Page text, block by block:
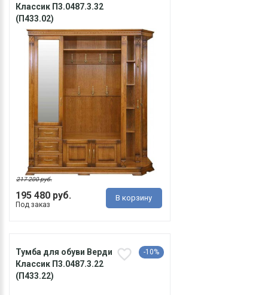
Классик П3.0487.3.32
(П433.02)
195 480 руб.
217 200 руб.
Под заказ
В корзину
Тумба для обуви Верди
Классик П3.0487.3.22
(П433.22)
-10%